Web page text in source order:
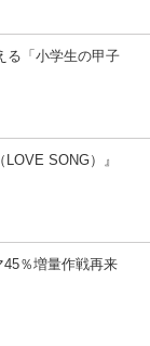
る「小学生の甲子
SONG）』
％増量作戦再来